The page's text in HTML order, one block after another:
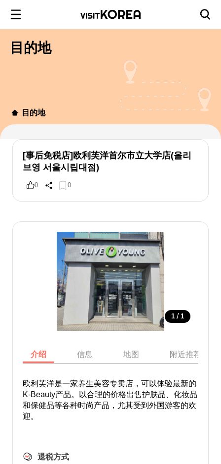
目的地
目的地
[事后免税店]欧利芙洋首尔市立大学店(올리
브영 서울시립대점)
0 0
1 / 1
介绍 信息 地图 附近推荐景点
欧利芙洋是一家养生美容专卖店，可以体验最新的
K-Beauty产品。以合理的价格出售护肤品、化妆品
和保健品等各种时尚产品，尤其受到外国游客的欢
迎。
退税方式